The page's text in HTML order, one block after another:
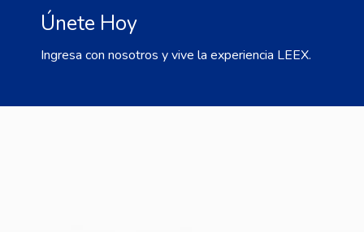
Únete Hoy
Ingresa con nosotros y vive la experiencia LEEX.